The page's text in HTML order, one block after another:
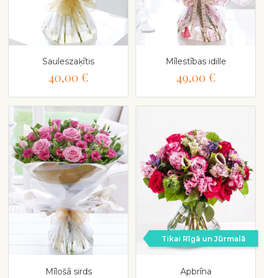
Sauleszaķītis
40,00 €
Mīlestības idille
49,00 €
Mīlošā sirds
Tikai Rīgā un Jūrmalā
Apbrīna